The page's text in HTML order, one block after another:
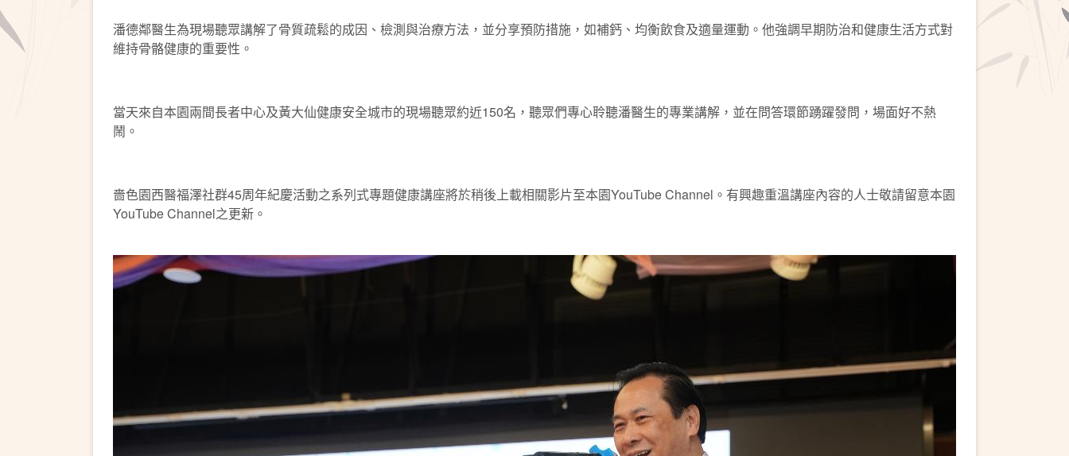
潘德鄰醫生為現場聽眾講解了骨質疏鬆的成因、檢測與治療方法，並分享預防措施，如補鈣、均衡飲食及適量運動。他強調早期防治和健康生活方式對
維持骨骼健康的重要性。
當天來自本園兩間長者中心及黃大仙健康安全城市的現場聽眾約近150名，聽眾們專心聆聽潘醫生的專業講解，並在問答環節踴躍發問，場面好不熱
鬧。
嗇色園西醫福澤社群45周年紀慶活動之系列式專題健康講座將於稍後上載相關影片至本園YouTube Channel。有興趣重溫講座內容的人士敬請留意本園
YouTube Channel之更新。